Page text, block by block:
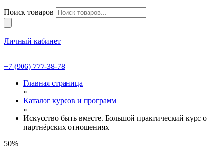
Поиск товаров
Личный кабинет
+7 (906) 777-38-78
Главная страница
»
Каталог курсов и программ
»
Искусство быть вместе. Большой практический курс о
партнёрских отношениях
50%